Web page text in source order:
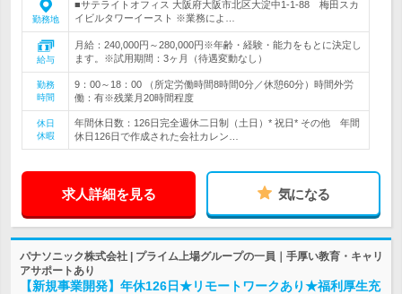
勤務地
■サテライトオフィス 大阪府大阪市北区大淀中1-1-88 梅田スカ
イビルタワーイースト ※業務によ…
給与
月給：240,000円～280,000円※年齢・経験・能力をもとに決定し
ます。※試用期間：3ヶ月（待遇変動なし）
勤務
時間
9：00～18：00 （所定労働時間8時間0分／休憩60分）時間外労
働：有※残業月20時間程度
休日
休暇
年間休日数：126日完全週休二日制（土日）* 祝日* その他 年間
休日126日で作成された会社カレン…
求人詳細を見る 気になる
パナソニック株式会社 | プライム上場グループの一員｜手厚い教育・キャリ
アサポートあり
【新規事業開発】年休126日★リモートワークあり★福利厚生充